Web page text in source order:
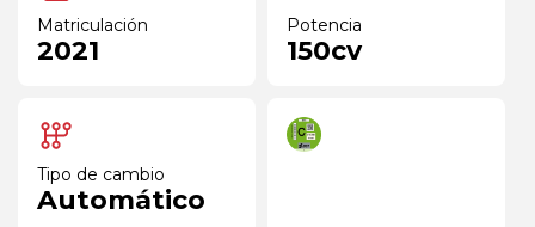
Matriculación
2021
Potencia
150cv
Tipo de cambio
Automático